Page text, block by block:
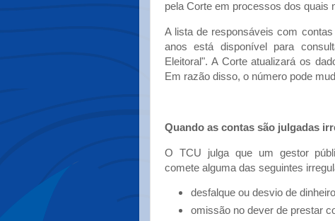
pela Corte em processos dos quais
A lista de responsáveis com
anos está disponível para
Eleitoral". A Corte atualizará os
Em razão disso, o número pode
Quando as contas são julgadas
O TCU julga que um gestor
comete alguma das seguintes
desfalque ou desvio de
omissão no dever de prestar